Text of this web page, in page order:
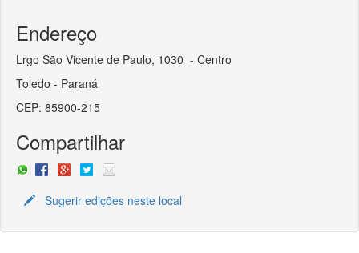
Endereço
Lrgo São Vicente de Paulo, 1030 - Centro
Toledo - Paraná
CEP: 85900-215
Compartilhar
Sugerir edições neste local